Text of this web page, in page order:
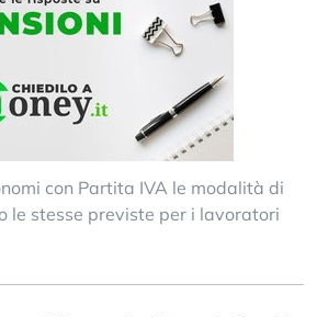
con Partita IVA le modalità di
le stesse previste per i lavoratori